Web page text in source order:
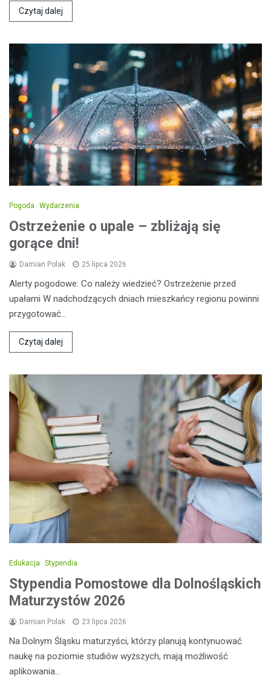
Czytaj dalej
Pogoda Wydarzenia
Ostrzeżenie o upale – zbliżają się
gorące dni!
Damian Polak 25 lipca 2026
Alerty pogodowe: Co należy wiedzieć? Ostrzeżenie przed
upałami W nadchodzących dniach mieszkańcy regionu powinni
przygotować…
Czytaj dalej
Edukacja Stypendia
Stypendia Pomostowe dla Dolnośląskich
Maturzystów 2026
Damian Polak 23 lipca 2026
Na Dolnym Śląsku maturzyści, którzy planują kontynuować
naukę na poziomie studiów wyższych, mają możliwość
aplikowania…